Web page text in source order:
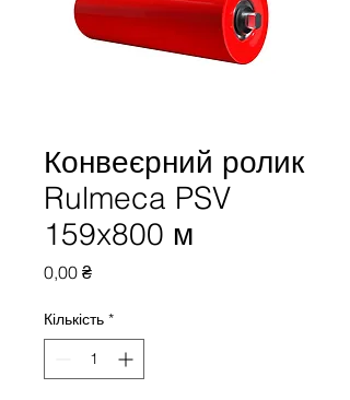
Конвеєрний ролик
Rulmeca PSV
159x800 м
0,00 ₴Ціна
Кількість *